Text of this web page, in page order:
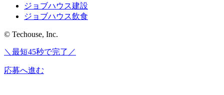
ジョブハウス建設
ジョブハウス飲食
© Techouse, Inc.
＼最短45秒で完了／
応募へ進む